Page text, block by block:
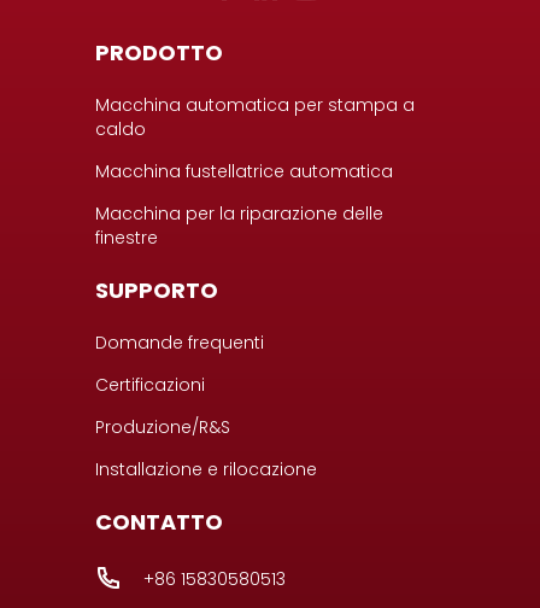
PRODOTTO
Macchina automatica per stampa a
caldo
Macchina fustellatrice automatica
Macchina per la riparazione delle
finestre
SUPPORTO
Domande frequenti
Certificazioni
Produzione/R&S
Installazione e rilocazione
CONTATTO
+86 15830580513